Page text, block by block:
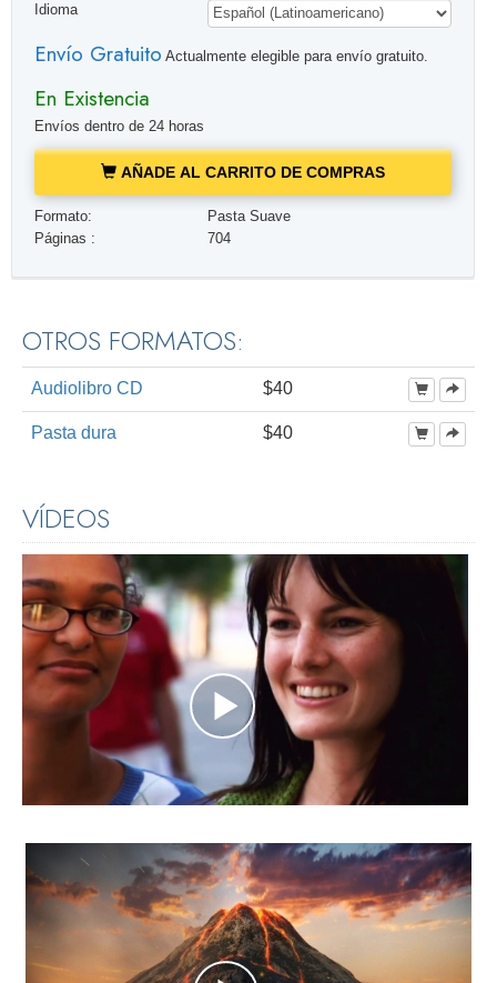
Idioma
Envío Gratuito Actualmente elegible para envío gratuito.
En Existencia
Envíos dentro de 24 horas
AÑADE AL CARRITO DE COMPRAS
Formato:
Pasta Suave
Páginas :
704
OTROS FORMATOS:
Audiolibro CD $40
Pasta dura $40
VÍDEOS